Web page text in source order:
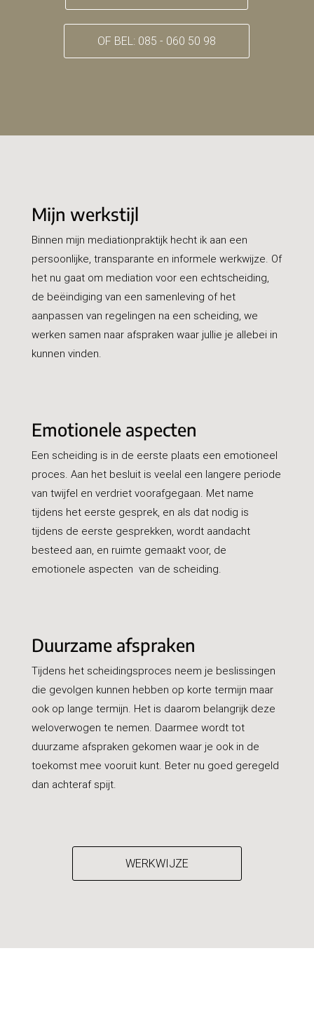
OF BEL: 085 - 060 50 98
Mijn werkstijl
Binnen mijn mediationpraktijk hecht ik aan een
persoonlijke, transparante en informele werkwijze. Of
het nu gaat om mediation voor een echtscheiding,
de beëindiging van een samenleving of het
aanpassen van regelingen na een scheiding, we
werken samen naar afspraken waar jullie je allebei in
kunnen vinden.
Emotionele aspecten
Een scheiding is in de eerste plaats een emotioneel
proces. Aan het besluit is veelal een langere periode
van twijfel en verdriet voorafgegaan. Met name
tijdens het eerste gesprek, en als dat nodig is
tijdens de eerste gesprekken, wordt aandacht
besteed aan, en ruimte gemaakt voor, de
emotionele aspecten van de scheiding.
Duurzame afspraken
Tijdens het scheidingsproces neem je beslissingen
die gevolgen kunnen hebben op korte termijn maar
ook op lange termijn. Het is daarom belangrijk deze
weloverwogen te nemen. Daarmee wordt tot
duurzame afspraken gekomen waar je ook in de
toekomst mee vooruit kunt. Beter nu goed geregeld
dan achteraf spijt.
WERKWIJZE